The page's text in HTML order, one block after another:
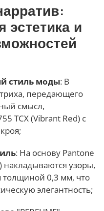
эстетика и
стиль моды: В
передающего
смысл,
TCX (Vibrant Red) с
: На основу Pantone
накладываются узоры,
0,3 мм, что
элегантность;